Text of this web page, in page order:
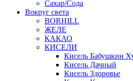
Сахар/Сода
Вокруг света
BORHILL
ЖЕЛЕ
КАКАО
КИСЕЛИ
Кисель Бабушкин
Кисель Дачный
Кисель Здоровье